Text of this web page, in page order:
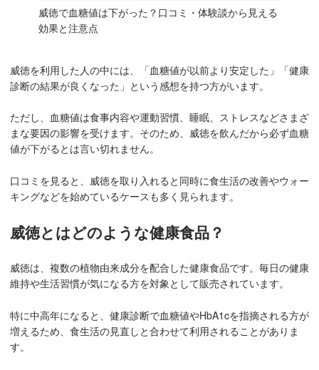
威徳で血糖値は下がった？口コミ・体験談から見える
効果と注意点
威徳を利用した人の中には、「血糖値が以前より安定した」「健康
診断の結果が良くなった」という感想を持つ方がいます。
ただし、血糖値は食事内容や運動習慣、睡眠、ストレスなどさまざ
まな要因の影響を受けます。そのため、威徳を飲んだから必ず血糖
値が下がるとは言い切れません。
口コミを見ると、威徳を取り入れると同時に食生活の改善やウォー
キングなどを始めているケースも多く見られます。
威徳とはどのような健康食品？
威徳は、複数の植物由来成分を配合した健康食品です。毎日の健康
維持や生活習慣が気になる方を対象として販売されています。
特に中高年になると、健康診断で血糖値やHbA1cを指摘される方が
増えるため、食生活の見直しと合わせて利用されることがありま
す。